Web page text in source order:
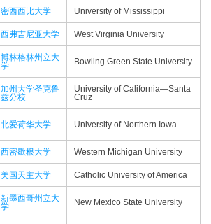
密西西比大学 University of Mississippi
西弗吉尼亚大学 West Virginia University
博林格林州立大
学
Bowling Green State University
加州大学圣克鲁
兹分校
University of California—​Santa
Cruz
北爱荷华大学 University of Northern Iowa
西密歇根大学 Western Michigan University
美国天主大学 Catholic University of America
新墨西哥州立大
学
New Mexico State University